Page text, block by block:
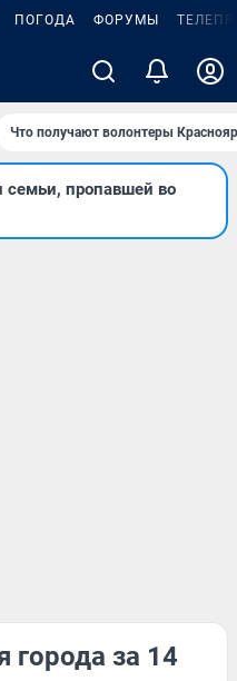
ПОГОДА ФОРУМЫ
Что получают волонтеры
пропавшей во
города за 14